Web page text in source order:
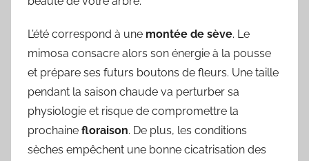
L’été correspond à une montée de sève. Le
mimosa consacre alors son énergie à la pousse
et prépare ses futurs boutons de fleurs. Une taille
pendant la saison chaude va perturber sa
physiologie et risque de compromettre la
prochaine floraison. De plus, les conditions
sèches empêchent une bonne cicatrisation des